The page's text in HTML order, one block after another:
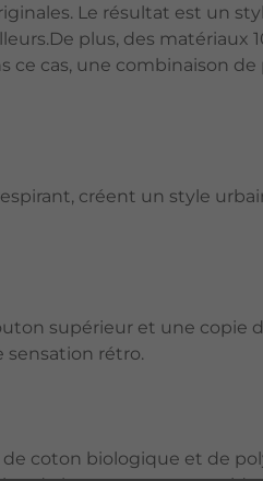
Le résultat est un
plus, des matériaux
ce cas, une combinaison de
créent un style
supérieur et une copie
sensation rétro.
coton biologique et de